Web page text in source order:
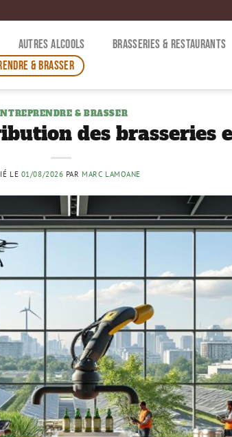
AUTRES ALCOOLS BRASSERIES & RESTAURANTS
& BRASSER
& BRASSER
des brasseries
LE 01/08/2026 PAR MARC LAMOANE